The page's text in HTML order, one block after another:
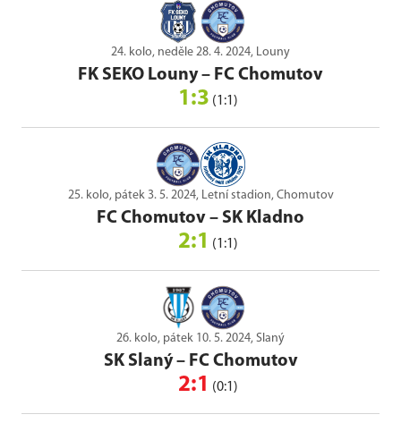
24. kolo, neděle 28. 4. 2024, Louny
FK SEKO Louny– FC Chomutov
1:3 (1:1)
25. kolo, pátek 3. 5. 2024, Letní stadion, Chomutov
FC Chomutov – SK Kladno
2:1 (1:1)
26. kolo, pátek 10. 5. 2024, Slaný
SK Slaný– FC Chomutov
2:1 (0:1)